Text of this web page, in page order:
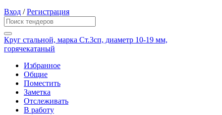
Вход /Регистрация
Круг стальной, марка Ст.3сп, диаметр 10-19 мм,
горячекатаный
Избранное
Общие
Поместить
Заметка
Отслеживать
В работу